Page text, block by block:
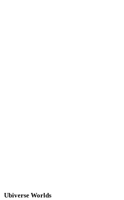
Ubiverse Worlds